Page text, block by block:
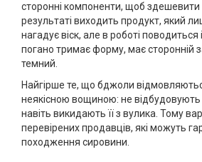
сторонні компоненти, щоб
результаті виходить продукт, який
нагадує віск, але в роботі поводиться
погано тримає форму, має сторонній
темний.
Найгірше те, що бджоли
неякісною вощиною: не відбудовують
навіть викидають її з вулика. Тому
перевірених продавців, які можуть
походження сировини.